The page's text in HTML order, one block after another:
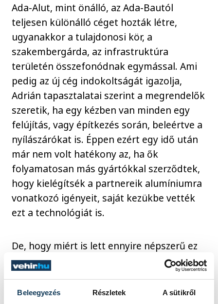
Beleegyezés Részletek A sütikről
Ada-Alut, mint önálló, az Ada-Bautól
teljesen különálló céget hozták létre,
ugyanakkor a tulajdonosi kör, a
szakembergárda, az infrastruktúra
területén összefonódnak egymással. Ami
pedig az új cég indokoltságát igazolja,
Adrián tapasztalatai szerint a megrendelők
szeretik, ha egy kézben van minden egy
felújítás, vagy építkezés során, beleértve a
nyílászárókat is. Éppen ezért egy idő után
már nem volt hatékony az, ha ők
folyamatosan más gyártókkal szerződtek,
hogy kielégítsék a partnereik alumíniumra
vonatkozó igényeit, saját kezükbe vették
ezt a technológiát is.
De, hogy miért is lett ennyire népszerű ez
az alumínium technológiája immáron nem
csak a nagyobb beruházásoknál, hanem a
lakosság körében is, arra szintén Adrián